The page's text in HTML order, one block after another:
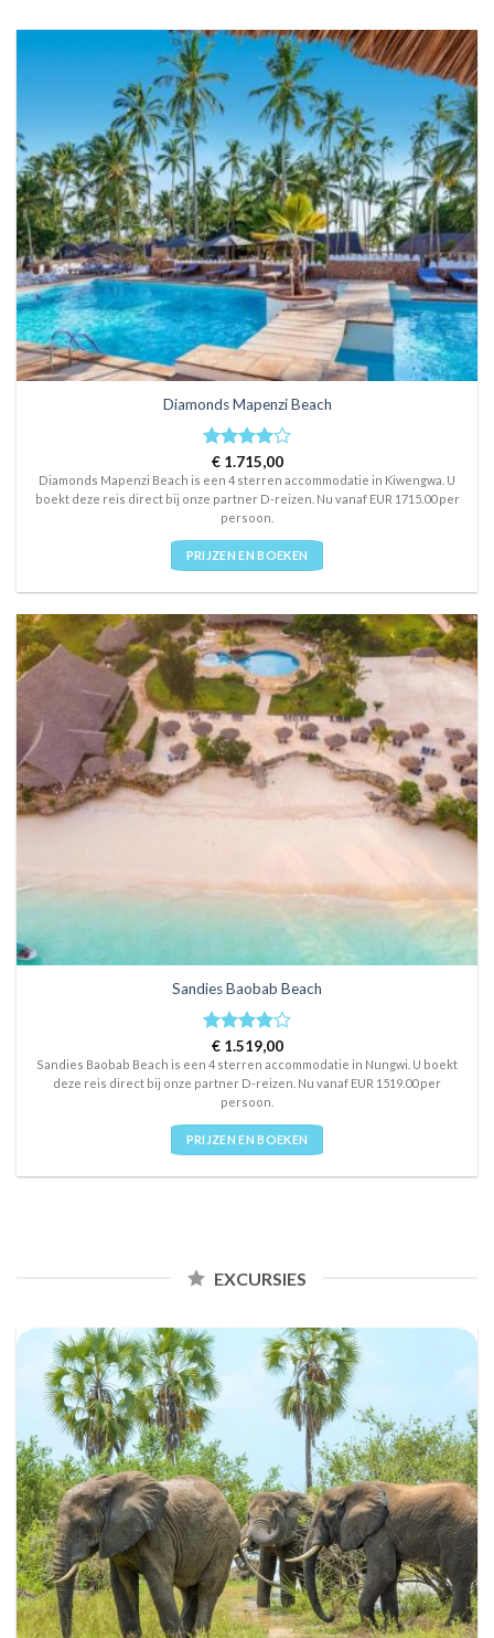
Diamonds Mapenzi Beach
Rated4
out of 5
€1.715,00
Diamonds Mapenzi Beach is een 4 sterren accommodatie in Kiwengwa. U
boekt deze reis direct bij onze partner D-reizen. Nu vanaf EUR 1715.00 per
persoon.
PRIJZEN EN BOEKEN
Sandies Baobab Beach
Rated4
out of 5
€1.519,00
Sandies Baobab Beach is een 4 sterren accommodatie in Nungwi. U boekt
deze reis direct bij onze partner D-reizen. Nu vanaf EUR 1519.00 per
persoon.
PRIJZEN EN BOEKEN
EXCURSIES